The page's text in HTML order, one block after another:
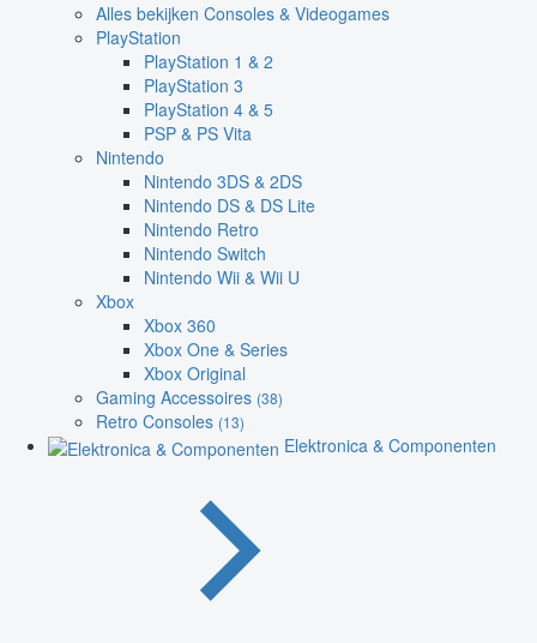
Alles bekijken Consoles & Videogames
PlayStation
PlayStation 1 & 2
PlayStation 3
PlayStation 4 & 5
PSP & PS Vita
Nintendo
Nintendo 3DS & 2DS
Nintendo DS & DS Lite
Nintendo Retro
Nintendo Switch
Nintendo Wii & Wii U
Xbox
Xbox 360
Xbox One & Series
Xbox Original
Gaming Accessoires (38)
Retro Consoles (13)
Elektronica & Componenten